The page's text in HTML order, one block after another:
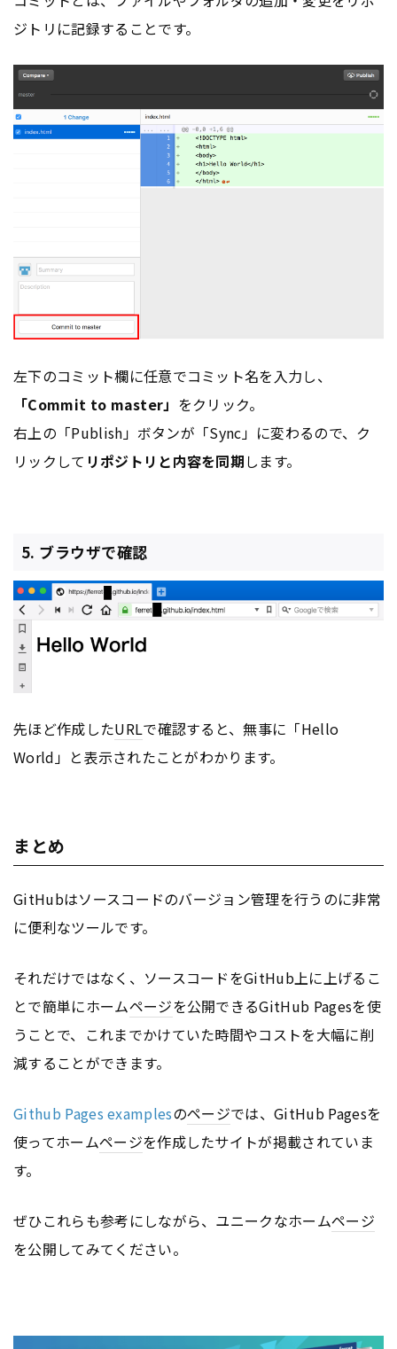
ジトリに記録することです。
左下のコミット欄に任意でコミット名を入力し、
「Commit to master」 をクリック。
右上の「Publish」ボタンが「Sync」に変わるので、ク
リックして リポジトリと内容を同期します。
5. ブラウザで確認
先ほど作成したURLで確認すると、無事に「Hello
World」と表示されたことがわかります。
まとめ
GitHubはソースコードのバージョン管理を行うのに非常
に便利なツールです。
それだけではなく、ソースコードをGitHub上に上げるこ
とで簡単にホームページを公開できるGitHub Pagesを使
うことで、これまでかけていた時間やコストを大幅に削
減することができます。
Github Pages examplesのページでは、GitHub Pagesを
使ってホームページを作成したサイトが掲載されていま
す。
ぜひこれらも参考にしながら、ユニークなホームページ
を公開してみてください。